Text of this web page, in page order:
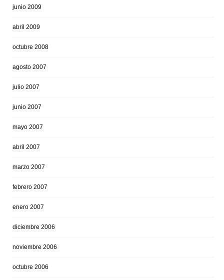
junio 2009
abril 2009
octubre 2008
agosto 2007
julio 2007
junio 2007
mayo 2007
abril 2007
marzo 2007
febrero 2007
enero 2007
diciembre 2006
noviembre 2006
octubre 2006